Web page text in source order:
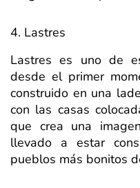
4. Lastres
Lastres es uno de
desde el primer
construido en una
con las casas
que crea una
llevado a estar
pueblos más bonitos